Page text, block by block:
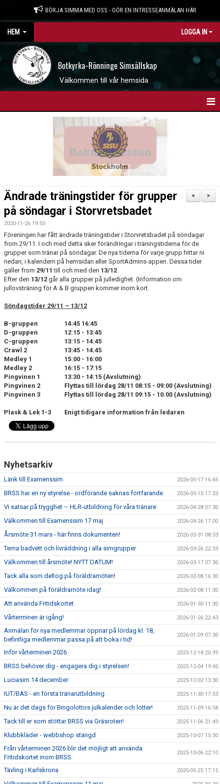
BÖRJA SIMMA MED OSS - GÖR EN INTRESSEANMÄLAN HÄR
HEM LOGGA IN
Botkyrka-Rönninge Simsällskap
Välkommen till vår hemsida
NYHETER
KALENDER
BILDGALLERI
DOKUMENT
>
<
Ändrade träningstider för grupper
på söndagar i Storvretsbadet
2020-11-26 19:50
Föreningen har fått ändrade träningstider i Storvretsbadet på söndagar
from 29/11. I och med detta sker förändringar i träningstiderna för de
grupper som tränar på söndagar. De nya tiderna för varje grupp hittar ni
nedan, i kalendern på hemsidan eller SportAdmins-appen. Dessa tider
gäller from 29/11 till och med den 13/12.
Efter den 13/12 går alla grupper på julledighet. (Information om
jullovsträning för A & B gruppen kommer inom kort.
Söndagstider 29/11 – 13/12
B-gruppen
14:45 16:45
D-gruppen
12:15 - 13:45
C-gruppen
13:15 - 14:45
Crawl 2
13:45 - 14:45
Medley 1
15:00 - 16:00
Medley 2
16:15 - 17:15
Pingvinen 1
13:30 - 14:15 (Avslutning)
Pingvinen 2
Flyttas till lördag 28/11 08:15 - 09:00 (Avslutning)
Pingvinen 3
Flyttas till lördag 28/11 09:15 - 10:00 (Avslutning)
Plask & Lek 1-3 Enigt tidigare information från ledaren
Nyhetsarkiv
Länk till Examenssim 2026-05-17 16:45
BRSS har en ny styrelse - ordförande saknas fortfarande 2026-05-10 17:33
Vi satsar på trygghet – HLR-utbildning för våra tränare 2026-04-28 07:30
Välkommen till Examenssim 17 maj 2026-04-26 17:00
Årsmöte 31 mars - här finns dokumenten! 2026-03-31 08:33
Tema badvett och livräddning i alla simgrupper 2026-03-26 22:33
Välkommen till årsmöte! NYTT DATUM! 2026-03-17 07:30
Tack alla som deltog på föräldramöten! 2026-02-08 16:30
Välkommen på föräldramöte idag! 2026-02-08 11:30
Att använda Fritidskortet 2026-01-30 11:30
Vårterminen är igång! 2026-01-26 22:43
Anmälan för nya medlemmar öppnar på lördag kl. 18,
befintliga medlemmar passa på att boka i tid!
2026-01-09 07:30
Inför vårterminen 2026 2025-12-18 20:39
BRSS behöver dig - engagera dig i styrelsen! 2025-12-04 19:40
Luciasim 14 december 2025-12-02 13:30
IUT/BAS - en första tränarutbildning 2025-11-30 17:53
Nu är det dags för Bingolottos julkalender och lotter! 2025-11-09 16:58
Tack till er som stöttar BRSS via Gräsroten! 2025-11-06 21:49
Klubbkläder - webbshop stängd 2025-10-07 15:30
Från vårterminen 2026 blir det möjligt att använda
Fritidskortet inom BRSS
2025-10-06 22:10
Tävling i Karlskrona 2025-05-25 17:15